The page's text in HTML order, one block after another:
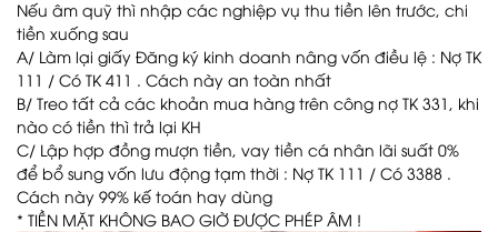
Nếu âm quỹ thì nhập các nghiệp vụ thu tiền lên trước, chi
tiền xuống sau
A/ Làm lại giấy Đăng ký kinh doanh nâng vốn điều lệ : Nợ TK
111 / Có TK 411 . Cách này an toàn nhất
B/ Treo tất cả các khoản mua hàng trên công nợ TK 331, khi
nào có tiền thì trả lại KH
C/ Lập hợp đồng mượn tiền, vay tiền cá nhân lãi suất 0%
để bổ sung vốn lưu động tạm thời : Nợ TK 111 / Có 3388 .
Cách này 99% kế toán hay dùng
* TIỀN MẶT KHÔNG BAO GIỜ ĐƯỢC PHÉP ÂM !